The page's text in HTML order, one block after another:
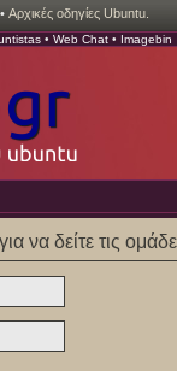
• Αρχικές οδηγίες Ubuntu.
• Web Chat • Imagebin
να δείτε τις